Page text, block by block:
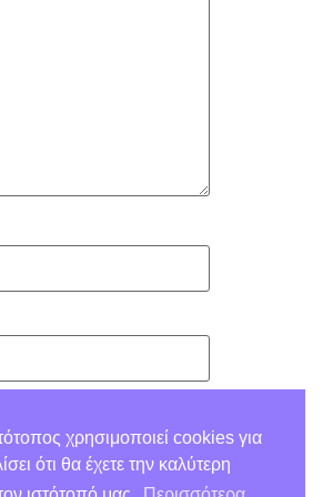
χρησιμοποιεί cookies για
ότι θα έχετε την καλύτερη